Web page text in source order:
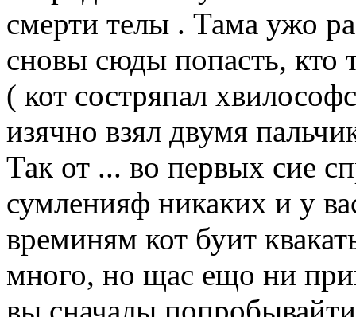
смерти телы . Тама ужо
сновы сюды попасть, кто
( кот состряпал
изячно взял двумя
Так от ... во первых сие
сумленияф никаких и у
времиням кот буит
много, но щас ещо ни